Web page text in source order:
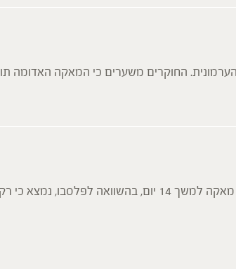
הערמונית. החוקרים משערים כי המאקה האדומה
במחקר בו נבדקה השפעת המאקה על רמות האנרגיה של קבוצת אתלטים רוכבי אופניים שנטלו אבקת